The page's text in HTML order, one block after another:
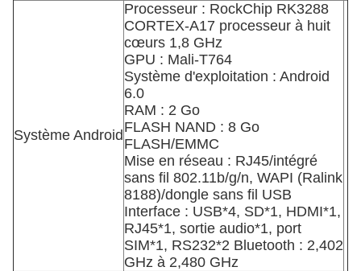
Système Android
Processeur : RockChip RK3288
CORTEX-A17 processeur à huit
cœurs 1,8 GHz
GPU : Mali-T764
Système d'exploitation : Android
6.0
RAM : 2 Go
FLASH NAND : 8 Go
FLASH/EMMC
Mise en réseau : RJ45/intégré
sans fil 802.11b/g/n, WAPI (Ralink
8188)/dongle sans fil USB
Interface : USB*4, SD*1, HDMI*1,
RJ45*1, sortie audio*1, port
SIM*1, RS232*2 Bluetooth : 2,402
GHz à 2,480 GHz